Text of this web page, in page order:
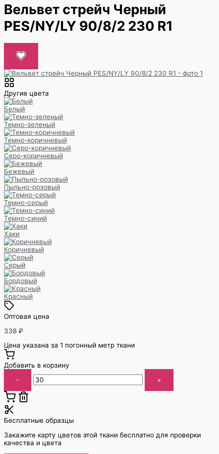
Вельвет стрейч Черный
PES/NY/LY 90/8/2 230 R1
Другие цвета
Белый
Темно-зеленый
Темно-коричневый
Серо-коричневый
Бежевый
Пыльно-розовый
Темно-серый
Темно-синий
Хаки
Коричневый
Серый
Бордовый
Красный
Оптовая цена
338 ₽
Цена указана за 1 погонный метр ткани
Добавить в корзину
-
+
Бесплатные образцы
Закажите карту цветов этой ткани бесплатно для проверки
качества и цвета